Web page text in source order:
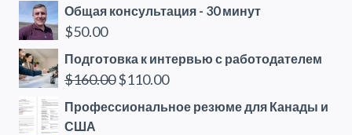
Общая консультация - 30 минут
$50.00
Подготовка к интервью с работодателем
$160.00 Первоначальная
цена
$110.00Текущая
цена:
Профессиональное резюме для Канады и
США